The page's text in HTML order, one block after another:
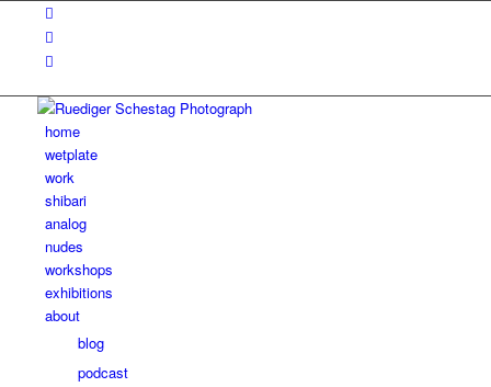
home
wetplate
work
shibari
analog
nudes
workshops
exhibitions
about
blog
podcast